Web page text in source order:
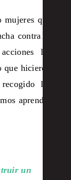
que
contra la
las
hicieron
las
aprender
un